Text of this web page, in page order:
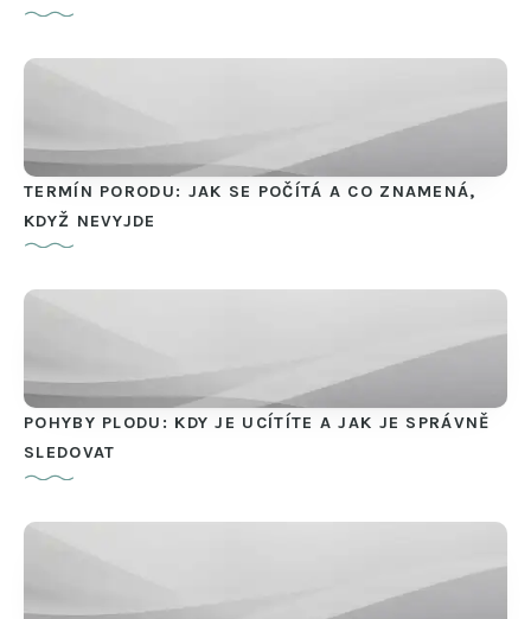
TERMÍN PORODU: JAK SE POČÍTÁ A CO ZNAMENÁ,
KDYŽ NEVYJDE
POHYBY PLODU: KDY JE UCÍTÍTE A JAK JE SPRÁVNĚ
SLEDOVAT